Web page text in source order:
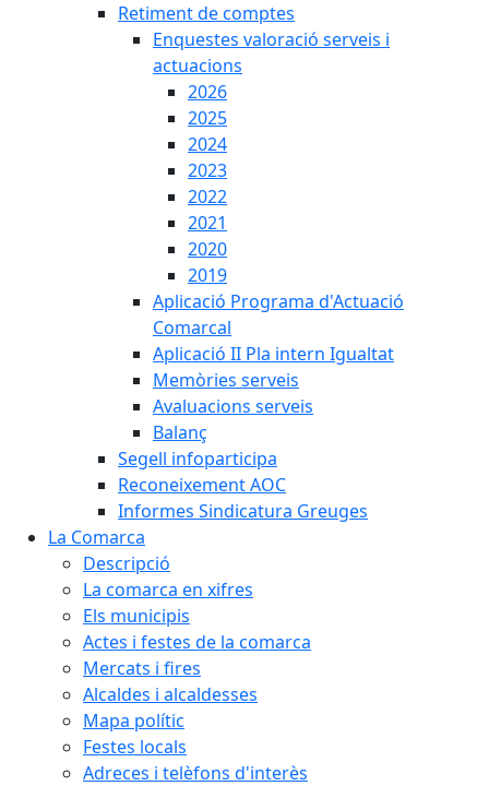
Retiment de comptes
Enquestes valoració serveis i
actuacions
2026
2025
2024
2023
2022
2021
2020
2019
Aplicació Programa d'Actuació
Comarcal
Aplicació II Pla intern Igualtat
Memòries serveis
Avaluacions serveis
Balanç
Segell infoparticipa
Reconeixement AOC
Informes Sindicatura Greuges
La Comarca
Descripció
La comarca en xifres
Els municipis
Actes i festes de la comarca
Mercats i fires
Alcaldes i alcaldesses
Mapa polític
Festes locals
Adreces i telèfons d'interès